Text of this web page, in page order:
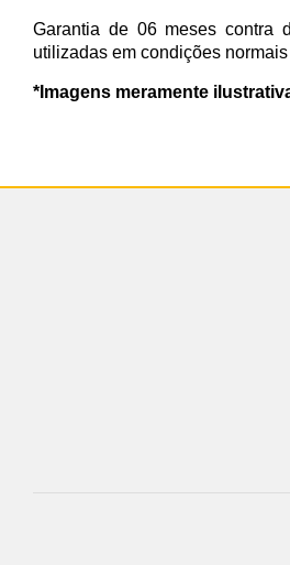
Garantia de 06 meses contra
utilizadas em condições
*Imagens meramente